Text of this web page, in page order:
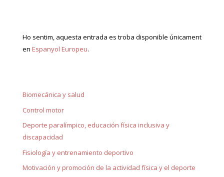
Ho sentim, aquesta entrada es troba disponible únicament
en Espanyol Europeu.
Biomecánica y salud
Control motor
Deporte paralímpico, educación física inclusiva y
discapacidad
Fisiología y entrenamiento deportivo
Motivación y promoción de la actividad física y el deporte